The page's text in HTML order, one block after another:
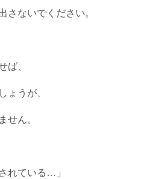
さないでください。
ば、
ょうが、
せん。
れている…」